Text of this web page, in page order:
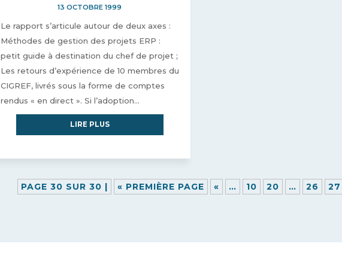
13 OCTOBRE 1999
Le rapport s’articule autour de deux axes :
Méthodes de gestion des projets ERP :
petit guide à destination du chef de projet ;
Les retours d’expérience de 10 membres du
CIGREF, livrés sous la forme de comptes
rendus « en direct ». Si l’adoption...
LIRE PLUS
PAGE 30 SUR 30 | « PREMIÈRE PAGE « … 10 20 … 26 27